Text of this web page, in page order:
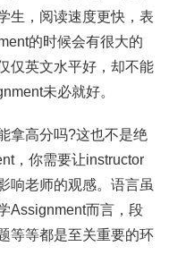
生，阅读速度更快，表
的时候会有很大的
仅英文水平好，却不能
未必就好。
拿高分吗?这也不是绝
，你需要让instructor
响老师的观感。语言虽
Assignment而言，段
等等都是至关重要的环